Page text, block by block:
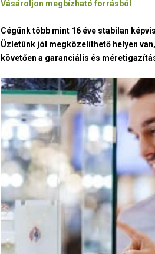
Vásároljon megbízható forrásból
Cégünk több mint 16 éve stabilan
Üzletünk jól megközelíthető helyen
követően a garanciális és